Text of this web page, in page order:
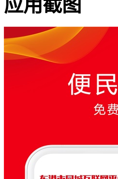
应用截图